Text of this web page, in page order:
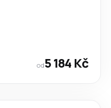
od5 184 Kč